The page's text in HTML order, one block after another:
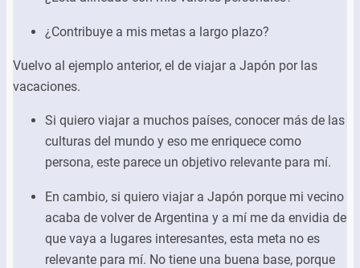
¿Contribuye a mis metas a largo plazo?
Vuelvo al ejemplo anterior, el de viajar a Japón por las
vacaciones.
Si quiero viajar a muchos países, conocer más de las
culturas del mundo y eso me enriquece como
persona, este parece un objetivo relevante para mí.
En cambio, si quiero viajar a Japón porque mi vecino
acaba de volver de Argentina y a mí me da envidia de
que vaya a lugares interesantes, esta meta no es
relevante para mí. No tiene una buena base, porque